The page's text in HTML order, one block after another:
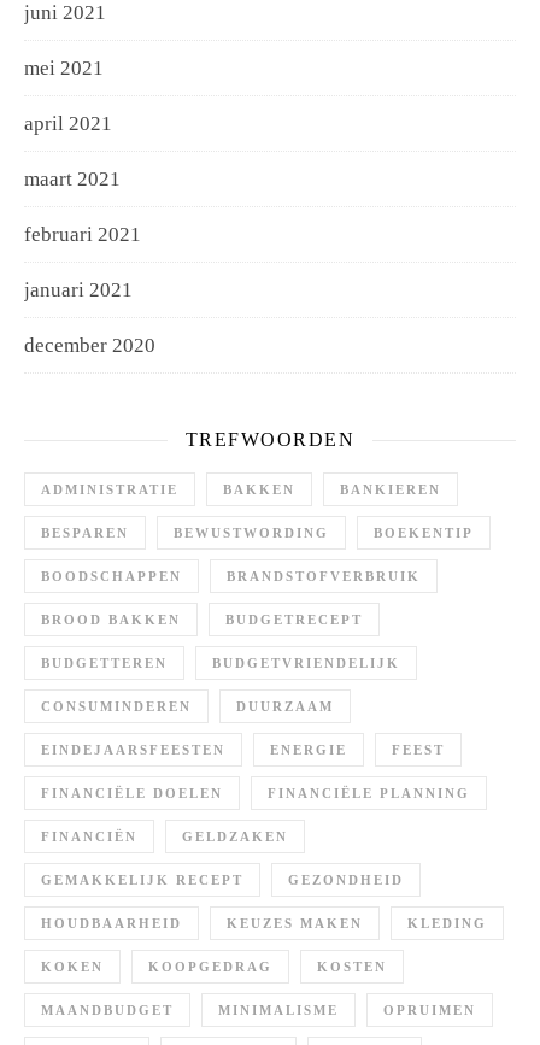
juni 2021
mei 2021
april 2021
maart 2021
februari 2021
januari 2021
december 2020
TREFWOORDEN
ADMINISTRATIE BAKKEN BANKIEREN
BESPAREN BEWUSTWORDING BOEKENTIP
BOODSCHAPPEN BRANDSTOFVERBRUIK
BROOD BAKKEN BUDGETRECEPT
BUDGETTEREN BUDGETVRIENDELIJK
CONSUMINDEREN DUURZAAM
EINDEJAARSFEESTEN ENERGIE FEEST
FINANCIËLE DOELEN FINANCIËLE PLANNING
FINANCIËN GELDZAKEN
GEMAKKELIJK RECEPT GEZONDHEID
HOUDBAARHEID KEUZES MAKEN KLEDING
KOKEN KOOPGEDRAG KOSTEN
MAANDBUDGET MINIMALISME OPRUIMEN